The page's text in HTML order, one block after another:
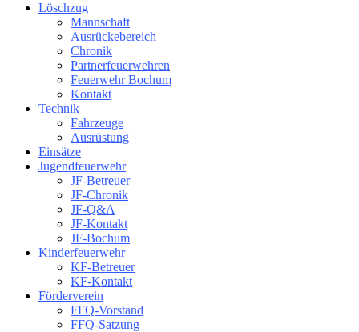
Löschzug
Mannschaft
Ausrückebereich
Chronik
Partnerfeuerwehren
Feuerwehr Bochum
Kontakt
Technik
Fahrzeuge
Ausrüstung
Einsätze
Jugendfeuerwehr
JF-Betreuer
JF-Chronik
JF-Q&A
JF-Kontakt
JF-Bochum
Kinderfeuerwehr
KF-Betreuer
KF-Kontakt
Förderverein
FFQ-Vorstand
FFQ-Satzung